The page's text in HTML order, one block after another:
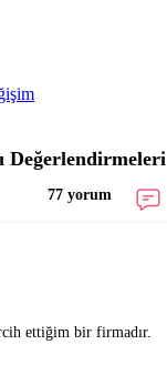
Değerlendirmeleri
77 yorum
ettiğim bir firmadır.